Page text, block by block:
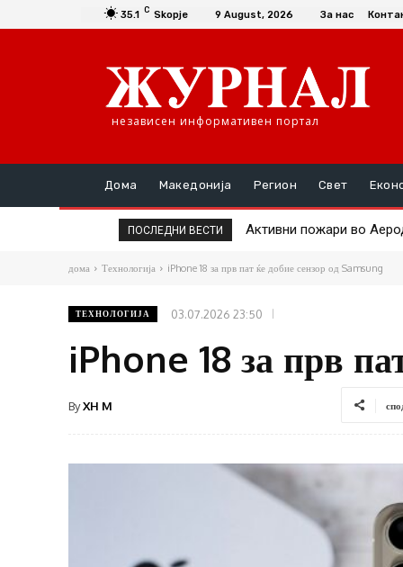
35.1 C Skopje 9 August, 2026 За нас
независен информативен портал
Дома Македонија Регион Свет
ПОСЛЕДНИ ВЕСТИ Активни пожари во
Подобрена е
дома Технологија iPhone 18 за прв пат ќе добие сензор од Samsung
ТЕХНОЛОГИЈА 03.07.2026 23:50
iPhone 18 за прв
ByXH M